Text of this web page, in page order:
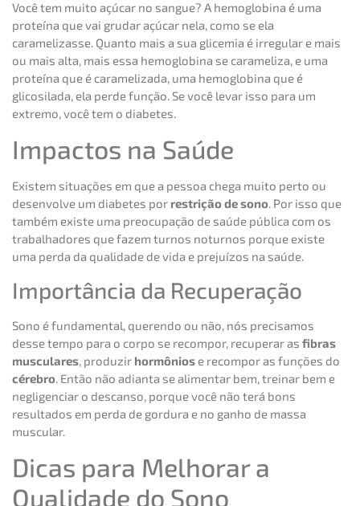
Você tem muito açúcar no sangue? A hemoglobina é uma
proteína que vai grudar açúcar nela, como se ela
caramelizasse. Quanto mais a sua glicemia é irregular e mais
ou mais alta, mais essa hemoglobina se carameliza, e uma
proteína que é caramelizada, uma hemoglobina que é
glicosilada, ela perde função. Se você levar isso para um
extremo, você tem o diabetes.
Impactos na Saúde
Existem situações em que a pessoa chega muito perto ou
desenvolve um diabetes por restrição de sono. Por isso que
também existe uma preocupação de saúde pública com os
trabalhadores que fazem turnos noturnos porque existe
uma perda da qualidade de vida e prejuízos na saúde.
Importância da Recuperação
Sono é fundamental, querendo ou não, nós precisamos
desse tempo para o corpo se recompor, recuperar as fibras
musculares , produzir hormônios e recompor as funções do
cérebro . Então não adianta se alimentar bem, treinar bem e
negligenciar o descanso, porque você não terá bons
resultados em perda de gordura e no ganho de massa
muscular.
Dicas para Melhorar a
Qualidade do Sono